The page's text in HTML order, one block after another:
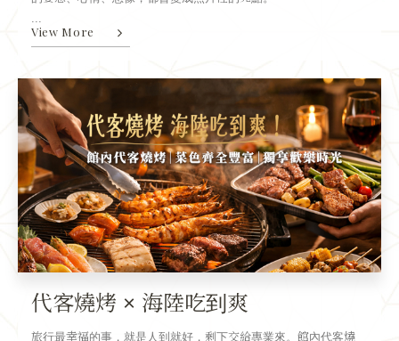
View More
代客燒烤 × 海陸吃到爽
旅行最幸福的事，就是人到就好，剩下交給專業來。館內代客燒